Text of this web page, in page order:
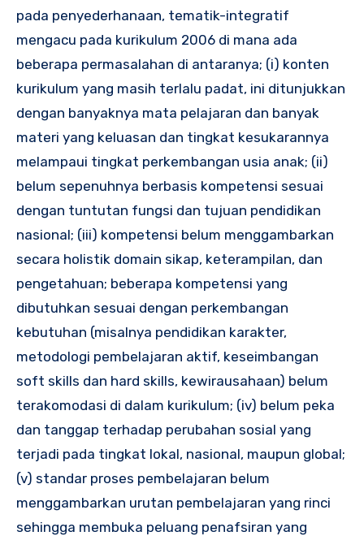
pada penyederhanaan, tematik-integratif
mengacu pada kurikulum 2006 di mana ada
beberapa permasalahan di antaranya; (i) konten
kurikulum yang masih terlalu padat, ini ditunjukkan
dengan banyaknya mata pelajaran dan banyak
materi yang keluasan dan tingkat kesukarannya
melampaui tingkat perkembangan usia anak; (ii)
belum sepenuhnya berbasis kompetensi sesuai
dengan tuntutan fungsi dan tujuan pendidikan
nasional; (iii) kompetensi belum menggambarkan
secara holistik domain sikap, keterampilan, dan
pengetahuan; beberapa kompetensi yang
dibutuhkan sesuai dengan perkembangan
kebutuhan (misalnya pendidikan karakter,
metodologi pembelajaran aktif, keseimbangan
soft skills dan hard skills, kewirausahaan) belum
terakomodasi di dalam kurikulum; (iv) belum peka
dan tanggap terhadap perubahan sosial yang
terjadi pada tingkat lokal, nasional, maupun global;
(v) standar proses pembelajaran belum
menggambarkan urutan pembelajaran yang rinci
sehingga membuka peluang penafsiran yang